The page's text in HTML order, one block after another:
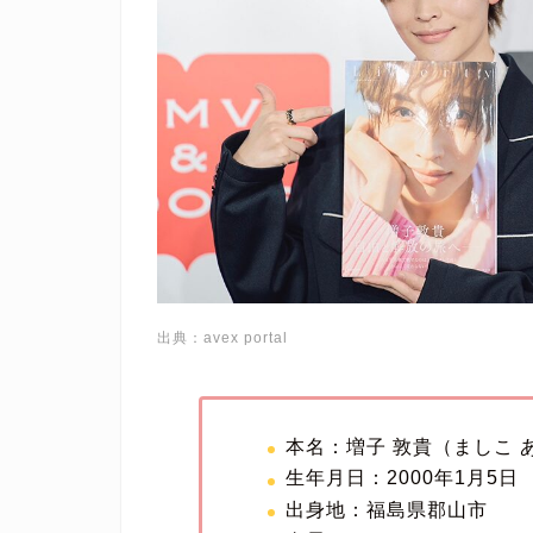
出典：avex portal
本名：増子 敦貴（ましこ
生年月日：2000年1月5日
出身地：福島県郡山市